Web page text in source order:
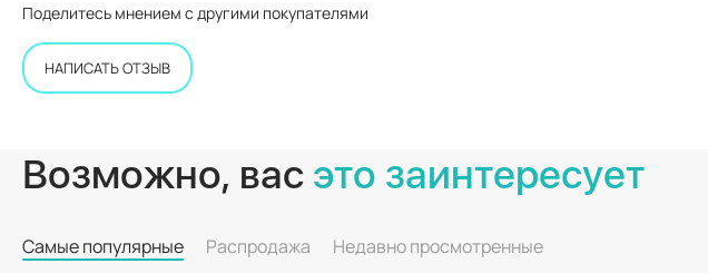
Поделитесь мнением с другими покупателями
НАПИСАТЬ ОТЗЫВ
Возможно, вас это заинтересует
Самые популярные Распродажа Недавно просмотренные